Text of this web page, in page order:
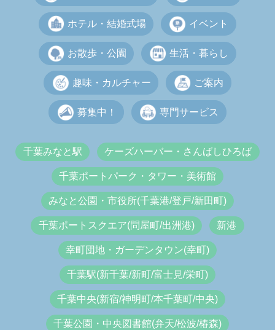
ホテル・結婚式場 イベント
お散歩・公園 生活・暮らし
趣味・カルチャー ご案内
募集中！ 専門サービス
千葉みなと駅 ケーズハーバー・さんばしひろば
千葉ポートパーク・タワー・美術館
みなと公園・市役所(千葉港/登戸/新田町)
千葉ポートスクエア(問屋町/出洲港) 新港
幸町団地・ガーデンタウン(幸町)
千葉駅(新千葉/新町/富士見/栄町)
千葉中央(新宿/神明町/本千葉町/中央)
千葉公園・中央図書館(弁天/松波/椿森)